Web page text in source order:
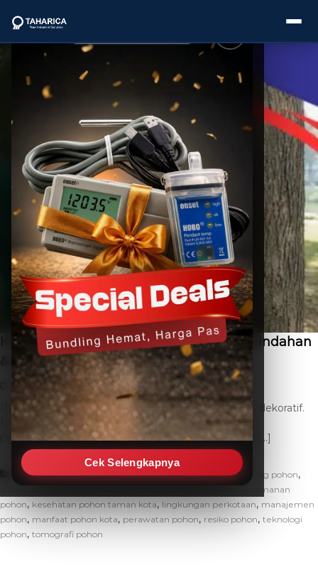
Cek Selengkapnya
Categories
Brands
Service
Industries
Blogs
Kesehatan Pohon Taman Kota: Kunci Keindahan
& Keamanan
May 18, 2026 THC SEO Leave a Comment
Pohon-pohon di taman kota bukan sekadar elemen dekoratif.
Mereka adalah paru-paru kota, penyedia keteduhan,
penyeimbang ekosistem mikro, dan bagian integral […]
Artikel alat deteks kesehatan pohon,alat monitoring pohon,
, keamanan
pohon, kesehatan pohon taman kota, lingkungan perkotaan, manajemen
pohon, manfaat pohon kota, perawatan pohon, resiko pohon, teknologi
pohon, tomografi pohon